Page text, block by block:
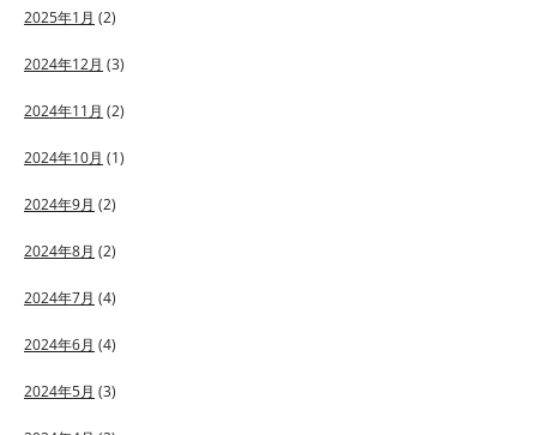
2025年1月 (2)
2024年12月 (3)
2024年11月 (2)
2024年10月 (1)
2024年9月 (2)
2024年8月 (2)
2024年7月 (4)
2024年6月 (4)
2024年5月 (3)